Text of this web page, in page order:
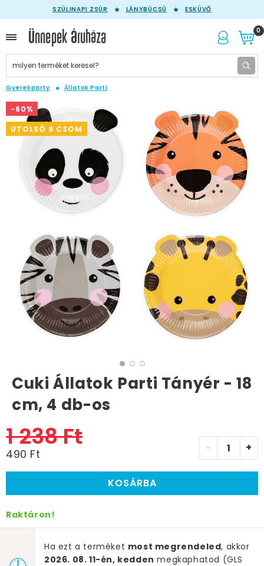
SZÜLINAPI ZSÚR LÁNYBÚCSÚ ESKÜVŐ
0
Gyerekparty Állatok Parti
-60%
UTOLSÓ 9 CSOM
Cuki Állatok Parti Tányér - 18
cm, 4 db-os
1 238 Ft
490 Ft - +
KOSÁRBA
Raktáron!
Ha ezt a terméket most megrendeled, akkor
2026. 08. 11-én, kedden megkaphatod (GLS